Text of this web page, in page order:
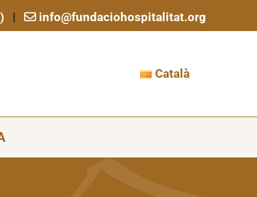
| info@fundaciohospitalitat.org
Català